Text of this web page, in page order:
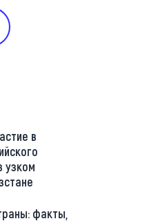
в
узком
факты,